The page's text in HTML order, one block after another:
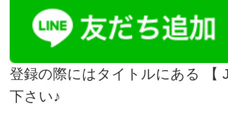
登録の際にはタイトルにある 【
下さい♪